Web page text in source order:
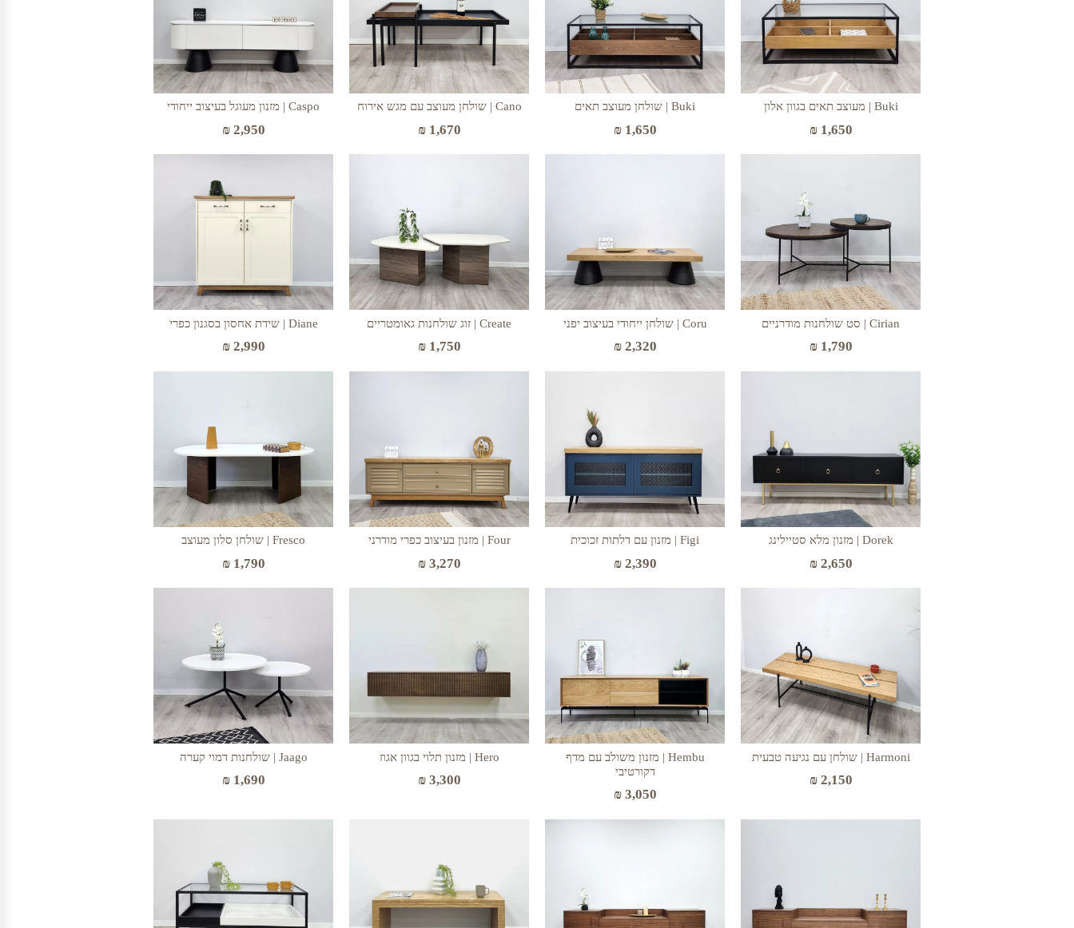
Buki | מעוצב תאים בגוון אלון
₪1,650
Buki | שולחן מעוצב תאים
₪1,650
Cano | שולחן מעוצב עם מגש אירוח
₪1,670
Caspo | מזנון מעוגל בעיצוב ייחודי
₪2,950
Cirian | סט שולחנות מודרניים
₪1,790
Coru | שולחן ייחודי בעיצוב יפני
₪2,320
Create | זוג שולחנות גאומטריים
₪1,750
Diane | שידת אחסון בסגנון כפרי
₪2,990
Dorek | מזנון מלא סטיילינג
₪2,650
Figi | מזנון עם דלתות זכוכית
₪2,390
Four | מזנון בעיצוב כפרי מודרני
₪3,270
Fresco | שולחן סלון מעוצב
₪1,790
Harmoni | שולחן עם נגיעה טבעית
₪2,150
Hembu | מזנון משולב עם מדף
דקורטיבי
₪3,050
Hero | מזנון תלוי בגוון אגוז
₪3,300
Jaago | שולחנות דמוי קערה
₪1,690